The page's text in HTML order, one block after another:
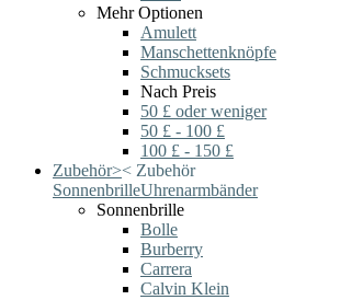
Mehr Optionen
Amulett
Manschettenknöpfe
Schmucksets
Nach Preis
50 £ oder weniger
50 £ - 100 £
100 £ - 150 £
Zubehör>< Zubehör
SonnenbrilleUhrenarmbänder
Sonnenbrille
Bolle
Burberry
Carrera
Calvin Klein